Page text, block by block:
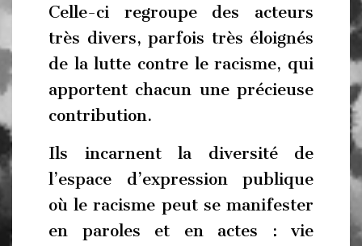
Celle-ci regroupe des acteurs
très divers, parfois très éloignés
de la lutte contre le racisme, qui
apportent chacun une précieuse
contribution.
Ils incarnent la diversité de
l’espace d’expression publique
où le racisme peut se manifester
en paroles et en actes : vie